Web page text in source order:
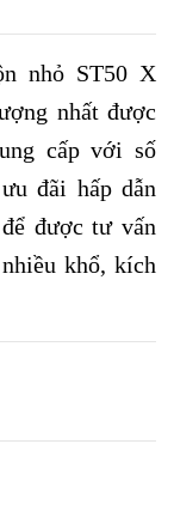
nhỏ ST50 X
nhất được
cấp với số
đãi hấp dẫn
được tư vấn
khổ, kích